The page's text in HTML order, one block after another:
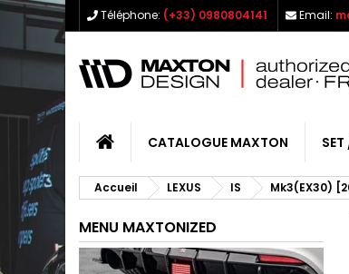
Téléphone: (+33) 0980804141 Email:
CATALOGUE MAXTON
Accueil LEXUS IS Mk3(EX30)
MENU MAXTONIZED